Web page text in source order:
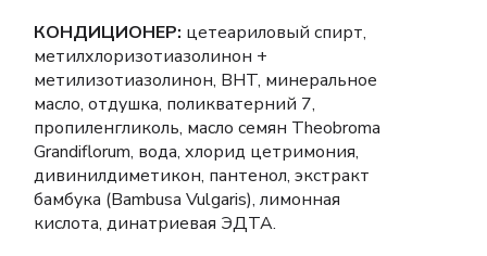
КОНДИЦИОНЕР: цетеариловый спирт,
метилхлоризотиазолинон +
метилизотиазолинон, BHT, минеральное
масло, отдушка, поликватерний 7,
пропиленгликоль, масло семян Theobroma
Grandiflorum, вода, хлорид цетримония,
дивинилдиметикон, пантенол, экстракт
бамбука (Bambusa Vulgaris), лимонная
кислота, динатриевая ЭДТА.